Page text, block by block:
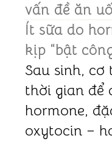
vấn đề ăn
Ít sữa do
kịp “bật
Sau sinh,
thời gian để
hormone,
oxytocin –